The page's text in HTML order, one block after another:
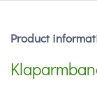
Product